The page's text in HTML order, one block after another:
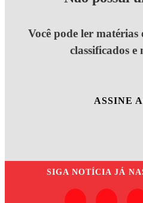
Você pode ler
classificados
ASSINE
SIGA NOTÍCIA JÁ